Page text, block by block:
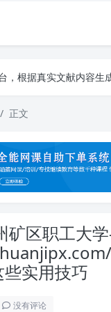
网课、成教、培训、继续教育。现已
正文
矿区职工大
实用技巧
没有评论